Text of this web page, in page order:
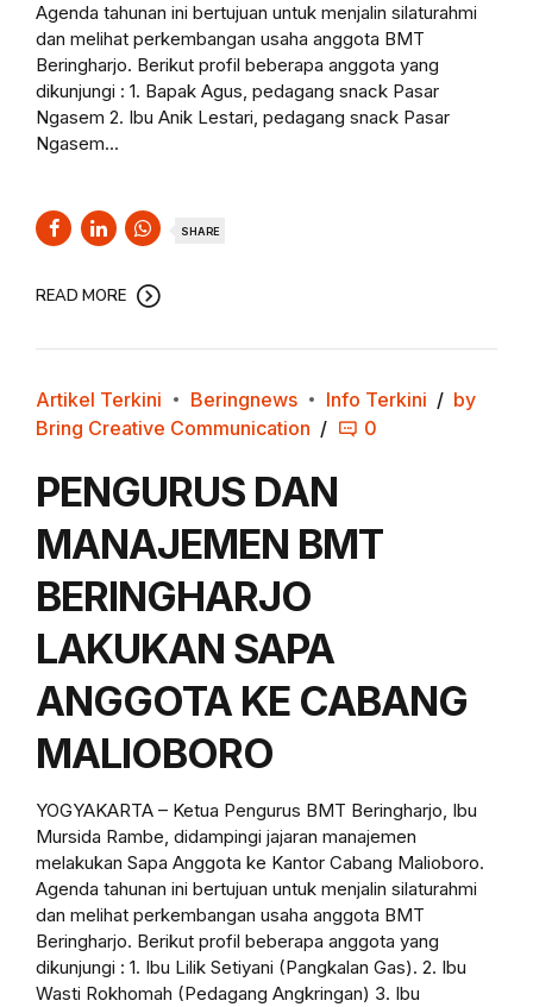
Agenda tahunan ini bertujuan untuk menjalin silaturahmi
dan melihat perkembangan usaha anggota BMT
Beringharjo. Berikut profil beberapa anggota yang
dikunjungi : 1. Bapak Agus, pedagang snack Pasar
Ngasem 2. Ibu Anik Lestari, pedagang snack Pasar
Ngasem...
SHARE
READ MORE
Artikel Terkini Beringnews Info Terkini
by
Bring Creative Communication
0
PENGURUS DAN
MANAJEMEN BMT
BERINGHARJO
LAKUKAN SAPA
ANGGOTA KE CABANG
MALIOBORO
YOGYAKARTA – Ketua Pengurus BMT Beringharjo, Ibu
Mursida Rambe, didampingi jajaran manajemen
melakukan Sapa Anggota ke Kantor Cabang Malioboro.
Agenda tahunan ini bertujuan untuk menjalin silaturahmi
dan melihat perkembangan usaha anggota BMT
Beringharjo. Berikut profil beberapa anggota yang
dikunjungi : 1. Ibu Lilik Setiyani (Pangkalan Gas). 2. Ibu
Wasti Rokhomah (Pedagang Angkringan) 3. Ibu